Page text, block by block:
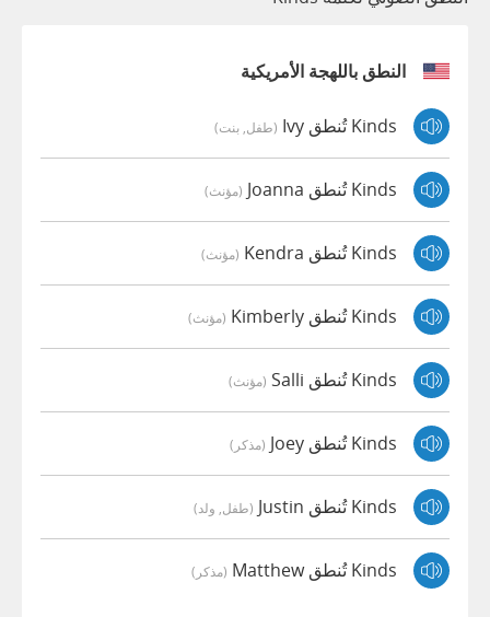
النطق باللهجة الأمريكية
Kinds تُنطق Ivy (طفل, بنت)
Kinds تُنطق Joanna (مؤنث)
Kinds تُنطق Kendra (مؤنث)
Kinds تُنطق Kimberly (مؤنث)
Kinds تُنطق Salli (مؤنث)
Kinds تُنطق Joey (مذكر)
Kinds تُنطق Justin (طفل, ولد)
Kinds تُنطق Matthew (مذكر)